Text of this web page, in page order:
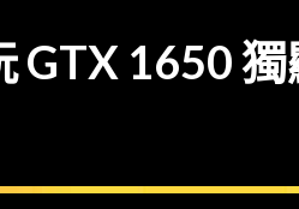
GTX 1650